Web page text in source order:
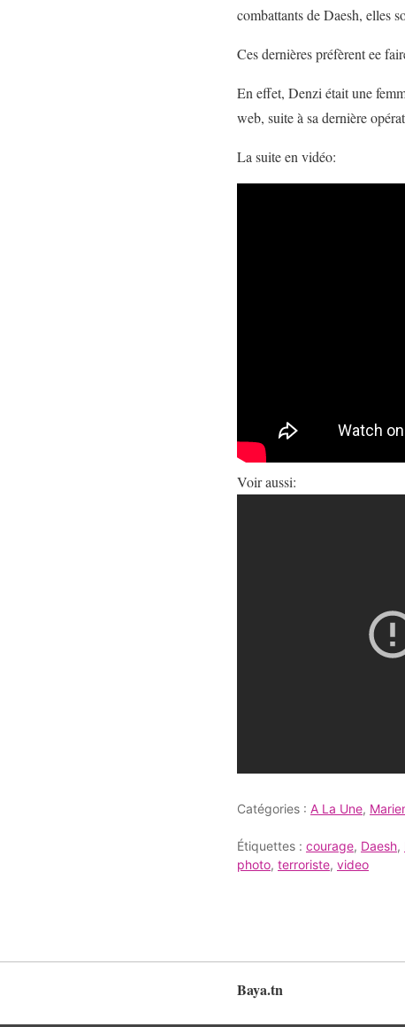
combattants de Daesh, elles
Ces dernières préfèrent ee
En effet, Denzi était une
web, suite à sa dernière
La suite en vidéo:
Voir aussi:
Catégories : A La Une,
Étiquettes : courage, Daesh,
photo, terroriste, video
Baya.tn